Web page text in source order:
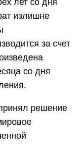
лет со дня
излишне
за счет
со дня
решение